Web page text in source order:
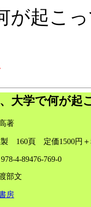
が起こ
大学で何が起
著
製 160頁 定価1500円
4-89476-769-0
部文
房